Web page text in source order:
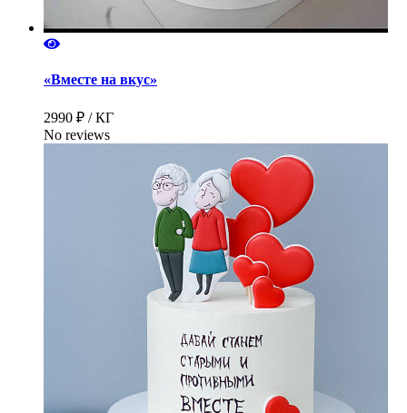
«Вместе на вкус»
2990 ₽ / КГ
No reviews